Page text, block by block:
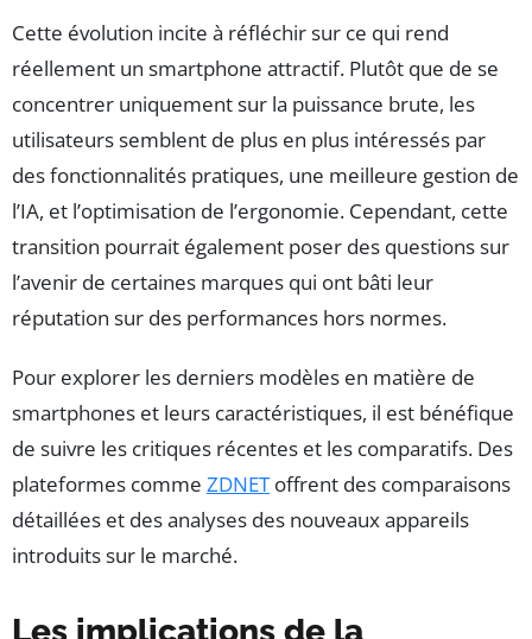
Cette évolution incite à réfléchir sur ce qui rend
réellement un smartphone attractif. Plutôt que de se
concentrer uniquement sur la puissance brute, les
utilisateurs semblent de plus en plus intéressés par
des fonctionnalités pratiques, une meilleure gestion de
l’IA, et l’optimisation de l’ergonomie. Cependant, cette
transition pourrait également poser des questions sur
l’avenir de certaines marques qui ont bâti leur
réputation sur des performances hors normes.
Pour explorer les derniers modèles en matière de
smartphones et leurs caractéristiques, il est bénéfique
de suivre les critiques récentes et les comparatifs. Des
plateformes comme ZDNEToffrent des comparaisons
détaillées et des analyses des nouveaux appareils
introduits sur le marché.